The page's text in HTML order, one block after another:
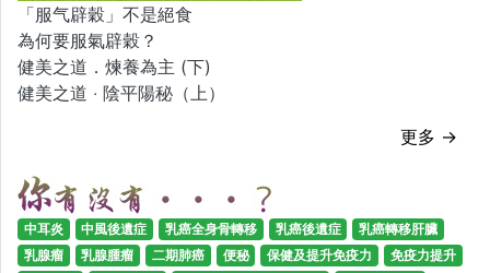
「服气辟穀」不是絕食
為何要服氣辟穀？
健美之道．煉養為主 (下)
健美之道 ‧ 陰平陽秘（上）
更多 →
中耳炎 中風後遺症 乳癌全身骨轉移 乳癌後遺症
乳癌轉移肝臟
乳腺瘤
乳腺腫瘤 二期肺癌 便秘 保健及提升免疫力
免疫力提升